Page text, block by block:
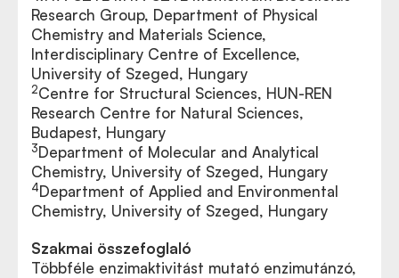
Research Group, Department of Physical
Chemistry and Materials Science,
Interdisciplinary Centre of Excellence,
University of Szeged, Hungary
2Centre for Structural Sciences, HUN-REN
Research Centre for Natural Sciences,
Budapest, Hungary
3Department of Molecular and Analytical
Chemistry, University of Szeged, Hungary
4Department of Applied and Environmental
Chemistry, University of Szeged, Hungary
Szakmai összefoglaló
Többféle enzimaktivitást mutató enzimutánzó,